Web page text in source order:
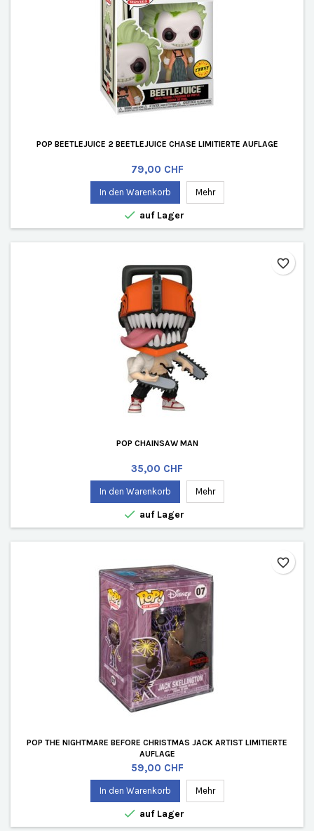
POP BEETLEJUICE 2 BEETLEJUICE CHASE LIMITIERTE AUFLAGE
Preis
79,00 CHF
In den Warenkorb Mehr
 auf Lager
POP CHAINSAW MAN
Preis
35,00 CHF
In den Warenkorb Mehr
 auf Lager
favorite_border
POP THE NIGHTMARE BEFORE CHRISTMAS JACK ARTIST LIMITIERTE
AUFLAGE
Preis
59,00 CHF
In den Warenkorb Mehr
 auf Lager
favorite_border